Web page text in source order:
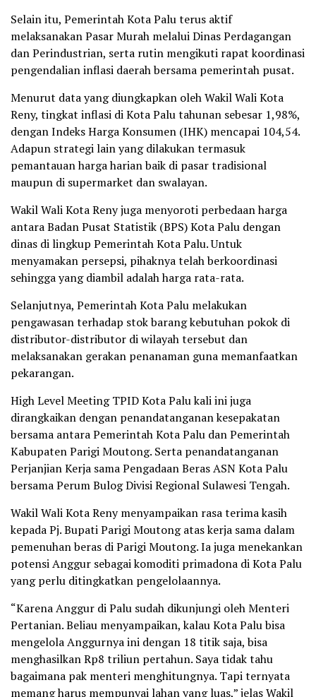
Selain itu, Pemerintah Kota Palu terus aktif
melaksanakan Pasar Murah melalui Dinas Perdagangan
dan Perindustrian, serta rutin mengikuti rapat koordinasi
pengendalian inflasi daerah bersama pemerintah pusat.
Menurut data yang diungkapkan oleh Wakil Wali Kota
Reny, tingkat inflasi di Kota Palu tahunan sebesar 1,98%,
dengan Indeks Harga Konsumen (IHK) mencapai 104,54.
Adapun strategi lain yang dilakukan termasuk
pemantauan harga harian baik di pasar tradisional
maupun di supermarket dan swalayan.
Wakil Wali Kota Reny juga menyoroti perbedaan harga
antara Badan Pusat Statistik (BPS) Kota Palu dengan
dinas di lingkup Pemerintah Kota Palu. Untuk
menyamakan persepsi, pihaknya telah berkoordinasi
sehingga yang diambil adalah harga rata-rata.
Selanjutnya, Pemerintah Kota Palu melakukan
pengawasan terhadap stok barang kebutuhan pokok di
distributor-distributor di wilayah tersebut dan
melaksanakan gerakan penanaman guna memanfaatkan
pekarangan.
High Level Meeting TPID Kota Palu kali ini juga
dirangkaikan dengan penandatanganan kesepakatan
bersama antara Pemerintah Kota Palu dan Pemerintah
Kabupaten Parigi Moutong. Serta penandatanganan
Perjanjian Kerja sama Pengadaan Beras ASN Kota Palu
bersama Perum Bulog Divisi Regional Sulawesi Tengah.
Wakil Wali Kota Reny menyampaikan rasa terima kasih
kepada Pj. Bupati Parigi Moutong atas kerja sama dalam
pemenuhan beras di Parigi Moutong. Ia juga menekankan
potensi Anggur sebagai komoditi primadona di Kota Palu
yang perlu ditingkatkan pengelolaannya.
“Karena Anggur di Palu sudah dikunjungi oleh Menteri
Pertanian. Beliau menyampaikan, kalau Kota Palu bisa
mengelola Anggurnya ini dengan 18 titik saja, bisa
menghasilkan Rp8 triliun pertahun. Saya tidak tahu
bagaimana pak menteri menghitungnya. Tapi ternyata
memang harus mempunyai lahan yang luas,” jelas Wakil